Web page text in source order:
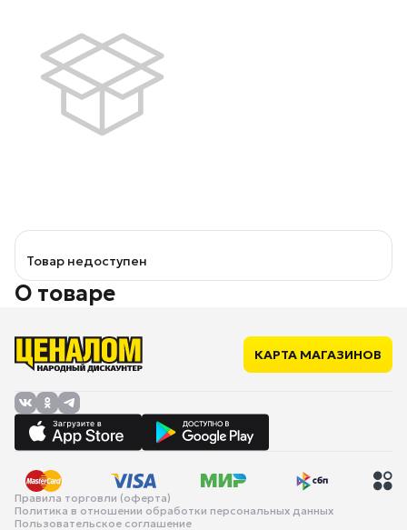
Товар недоступен
О товаре
КАРТА МАГАЗИНОВ
Правила торговли (оферта)
Политика в отношении обработки персональных данных
Пользовательское соглашение